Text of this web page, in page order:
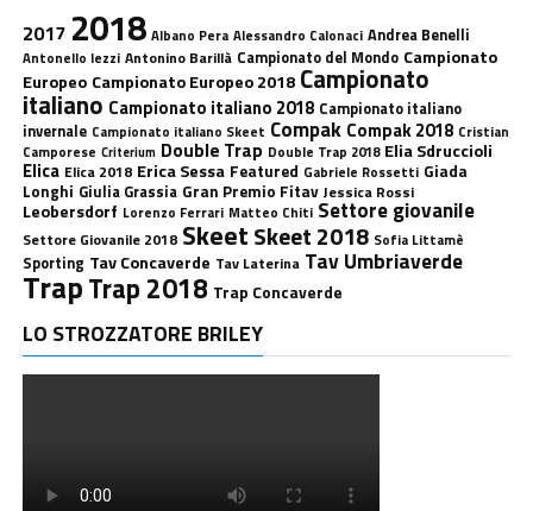
2017 2018 Albano Pera Alessandro Calonaci Andrea Benelli
Antonello Iezzi Antonino Barillà Campionato del Mondo Campionato
Europeo Campionato Europeo 2018 Campionato
italiano Campionato italiano 2018 Campionato italiano
invernale Campionato italiano Skeet Compak Compak 2018 Cristian
Camporese Criterium Double Trap Double Trap 2018 Elia Sdruccioli
Elica Elica 2018 Erica Sessa Featured Gabriele Rossetti Giada
Longhi Giulia Grassia Gran Premio Fitav Jessica Rossi
Leobersdorf Lorenzo Ferrari Matteo Chiti Settore giovanile
Settore Giovanile 2018 SkeetSkeet 2018 Sofia Littamè
Sporting Tav Concaverde Tav Laterina Tav Umbriaverde
TrapTrap 2018 Trap Concaverde
LO STROZZATORE BRILEY